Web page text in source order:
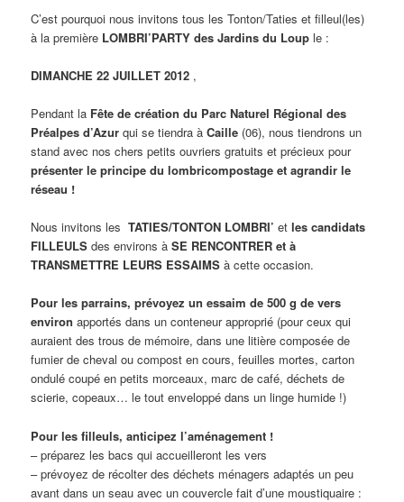
C’est pourquoi nous invitons tous les Tonton/Taties et filleul(les)
à la première LOMBRI’PARTY des Jardins du Loup le :
DIMANCHE 22 JUILLET 2012 ,
Pendant la Fête de création du Parc Naturel Régional des
Préalpes d’Azur qui se tiendra àCaille (06), nous tiendrons un
stand avec nos chers petits ouvriers gratuits et précieux pour
présenter le principe du lombricompostage et agrandir le
réseau !
Nous invitons lesTATIES/TONTON LOMBRI’ etles candidats
FILLEULS des environs àSE RENCONTRER et à
TRANSMETTRE LEURS ESSAIMS à cette occasion.
Pour les parrains, prévoyez un essaim de 500 g de vers
environ apportés dans un conteneur approprié (pour ceux qui
auraient des trous de mémoire, dans une litière composée de
fumier de cheval ou compost en cours, feuilles mortes, carton
ondulé coupé en petits morceaux, marc de café, déchets de
scierie, copeaux… le tout enveloppé dans un linge humide !)
Pour les filleuls, anticipez l’aménagement !
– préparez les bacs qui accueilleront les vers
– prévoyez de récolter des déchets ménagers adaptés un peu
avant dans un seau avec un couvercle fait d’une moustiquaire :